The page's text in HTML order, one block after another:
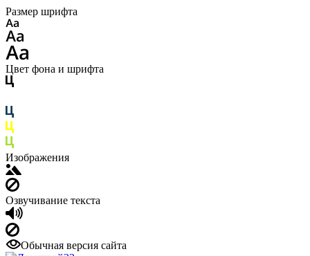
Размер шрифта
Цвет фона и шрифта
Изображения
Озвучивание текста
Обычная версия сайта